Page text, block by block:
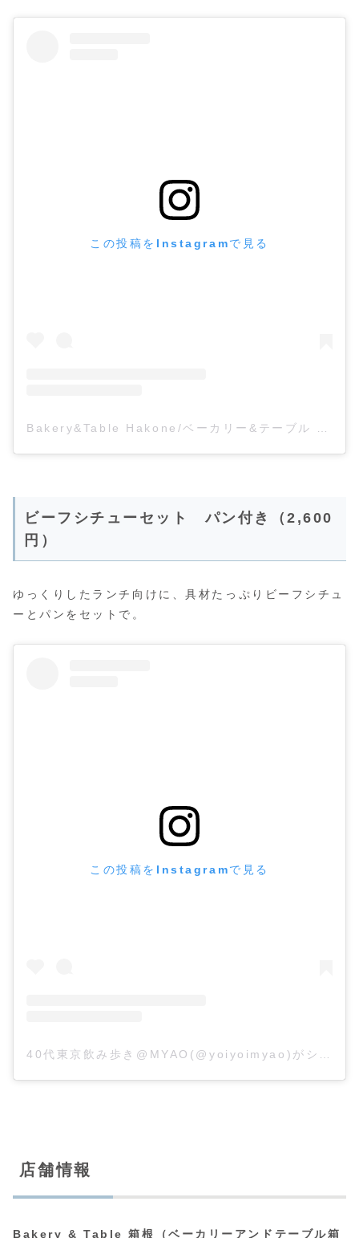
この投稿をInstagramで見る
ビーフシチューセット パン付き（2,600
円）
ゆっくりしたランチ向けに、具材たっぷりビーフシチュ
ーとパンをセットで。
この投稿をInstagramで見る
店舗情報
Bakery & Table 箱根（ベーカリーアンドテーブル箱